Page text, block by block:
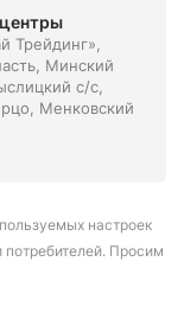
Трейдинг»,
Минский
с/с,
Менковский
настроек
потребителей. Просим